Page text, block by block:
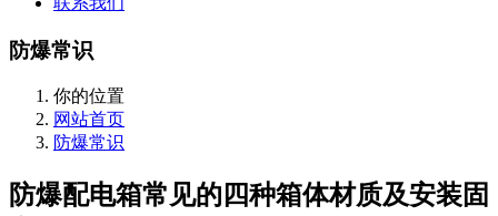
防爆常识
你的位置
网站首页
防爆常识
防爆配电箱常见的四种箱体材质及安装固